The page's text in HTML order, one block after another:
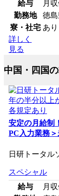
給与 月収
勤務地
徳
寮・社宅 あり
詳しく
見る
中国・四国
安定の月給制
PC入力業務
日研トータル
スペシャル
給与
月収